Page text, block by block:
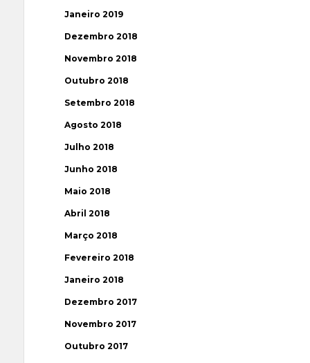
Janeiro 2019
Dezembro 2018
Novembro 2018
Outubro 2018
Setembro 2018
Agosto 2018
Julho 2018
Junho 2018
Maio 2018
Abril 2018
Março 2018
Fevereiro 2018
Janeiro 2018
Dezembro 2017
Novembro 2017
Outubro 2017